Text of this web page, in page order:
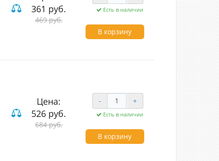
361 руб.
469 руб.
Есть в наличии
В корзину
Цена:
526 руб.
684 руб.
- +
Есть в наличии
В корзину